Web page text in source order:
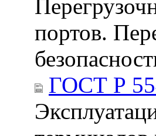
портов.
ГОСТ Р